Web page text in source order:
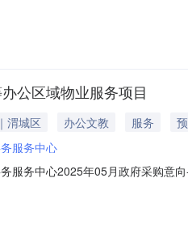
园等多家单位的物业管理工作；
求:
公区域物业服务项目
渭城区 办公文教 服务
服务中心
服务中心2025年05月政府采购意
人民币)采购品目：采购需求概况
单位